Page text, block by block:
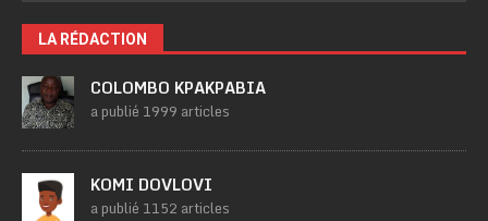
LA RÉDACTION
COLOMBO KPAKPABIA
a publié 1999 articles
KOMI DOVLOVI
a publié 1152 articles